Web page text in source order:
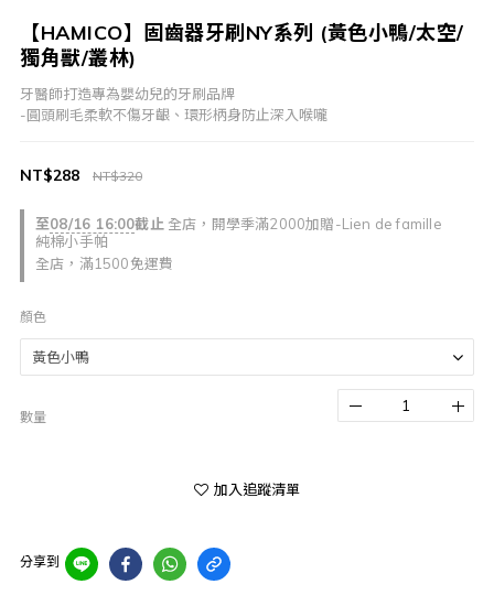
【HAMICO】固齒器牙刷NY系列 (黃色小鴨/太空/
獨角獸/叢林)
牙醫師打造專為嬰幼兒的牙刷品牌
-圓頭刷毛柔軟不傷牙齦、環形柄身防止深入喉嚨
至08/16 16:00截止 全店，開學季滿2000加贈-Lien de famille
純棉小手帕
全店，滿1500免運費
NT$320
NT$288
顏色
數量
加入追蹤清單
分享到